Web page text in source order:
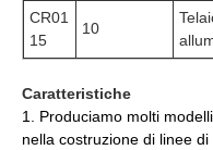
CR01
15
10
Caratteristiche
1. Produciamo molti
nella costruzione di linee di